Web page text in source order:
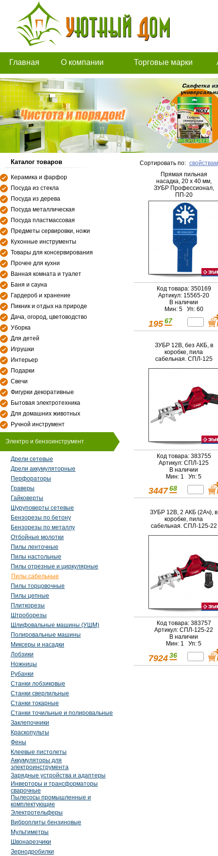
Главная О компании Торговые марки
Каталог товаров
Керамика и фарфор
Посуда из стекла
Посуда из дерева
Посуда металлическая
Посуда пластмассовая
Предметы сервировки, ножи
Кухонные инструменты
Товары для консервирования
Прочее для кухни
Ванная комната и туалет
Баня и сауна
Гардероб и хранение
Пикник и отдых на природе
Дача, огород, цветоводство
Уборка
Для детей
Игрушки
Интерьер
Подарки
Свечи
Фигурки декоративные
Бытовая электротехника
Для домашних животных
Ручной инструмент
Электро и бензоинструмент
Дрели сетевые
Дрели аккумуляторные
Перфораторы
Граверы
Гайковерты
Шуруповерты сетевые
Бензорезы по бетону
Бензорезы по металлу
Отбойные молотки
Пилы ленточные
Пилы настольные
Пилы отрезные и циркулярные
Пилы сабельные
Пилы торцовочные
Пилы цепные
Плиткорезы
Штроборезы
Шлифовальные машины (УШМ)
Полировальные машины
Миксеры и насадки
Лобзики
Ножницы
Рубанки
Станки лобзиковые
Станки сверлильные
Станки токарные
Станки точильные и полировальные
Заклепочники
Краскопульты
Фены
Клеевые пистолеты
Аккумуляторы для
электроинструмента
Зарядные устройства и адаптеры
Инверторы и трансформаторы
сварочные
Пылесосы промышленные и
комплектующие
Электротельферы
Виброплиты бензиновые
Мультиметры
Швонарезчики
Зернодробилки
Сортировать по: свойствам
Прямая пильная
насадка, 20 x 40 мм,
ЗУБР Профессионал,
ПП-20
Код товара: 350169
Артикул: 15565-20
В наличии
Мин: 5 Уп: 60
195 67
ЗУБР 12В, без АКБ, в
коробке, пила
сабельная. СПЛ-125
Код товара: 383755
Артикул: СПЛ-125
В наличии
Мин: 1 Уп: 5
3447 68
ЗУБР 12В, 2 АКБ (2Ач), в
коробке, пила
сабельная. СПЛ-125-22
Код товара: 383757
Артикул: СПЛ-125-22
В наличии
Мин: 1 Уп: 5
7924 36